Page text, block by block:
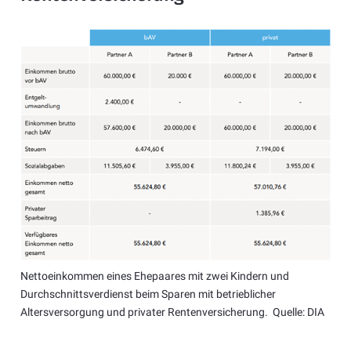
Nettoeinkommen eines Ehepaares mit zwei Kindern und
Durchschnittsverdienst beim Sparen mit betrieblicher
Altersversorgung und privater Rentenversicherung. Quelle: DIA